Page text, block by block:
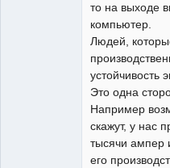
то на выходе
компьютер.
Людей,
устойчивость
Это одна
Например
скажут, у нас
тысячи ампер
его